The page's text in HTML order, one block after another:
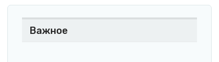
Важное